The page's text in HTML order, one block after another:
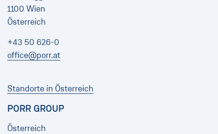
1100 Wien
Österreich
+43 50 626-0
office@porr.at
Standorte in Österreich
PORR GROUP
Österreich